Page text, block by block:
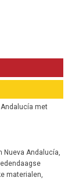
Andalucía met
Nueva Andalucía,
materialen,